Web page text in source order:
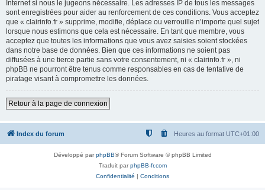
Internet si nous le jugeons nécessaire. Les adresses IP de tous les messages
sont enregistrées pour aider au renforcement de ces conditions. Vous acceptez
que « clairinfo.fr » supprime, modifie, déplace ou verrouille n’importe quel sujet
lorsque nous estimons que cela est nécessaire. En tant que membre, vous
acceptez que toutes les informations que vous avez saisies soient stockées
dans notre base de données. Bien que ces informations ne soient pas
diffusées à une tierce partie sans votre consentement, ni « clairinfo.fr », ni
phpBB ne pourront être tenus comme responsables en cas de tentative de
piratage visant à compromettre les données.
Retour à la page de connexion
Index du forum Heures au format UTC+01:00
Développé parphpBB® Forum Software © phpBB Limited
Traduit parphpBB-fr.com
Confidentialité | Conditions